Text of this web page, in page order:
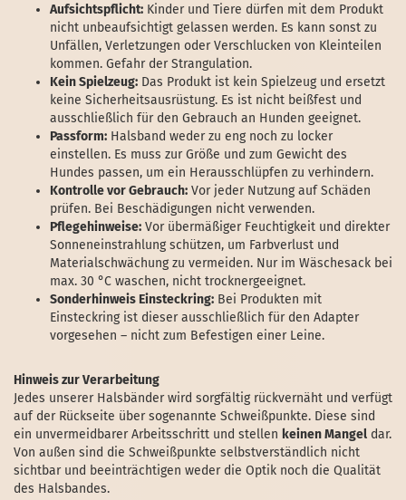
Aufsichtspflicht: Kinder und Tiere dürfen mit dem Produkt
nicht unbeaufsichtigt gelassen werden. Es kann sonst zu
Unfällen, Verletzungen oder Verschlucken von Kleinteilen
kommen. Gefahr der Strangulation.
Kein Spielzeug: Das Produkt ist kein Spielzeug und ersetzt
keine Sicherheitsausrüstung. Es ist nicht beißfest und
ausschließlich für den Gebrauch an Hunden geeignet.
Passform: Halsband weder zu eng noch zu locker
einstellen. Es muss zur Größe und zum Gewicht des
Hundes passen, um ein Herausschlüpfen zu verhindern.
Kontrolle vor Gebrauch: Vor jeder Nutzung auf Schäden
prüfen. Bei Beschädigungen nicht verwenden.
Pflegehinweise: Vor übermäßiger Feuchtigkeit und direkter
Sonneneinstrahlung schützen, um Farbverlust und
Materialschwächung zu vermeiden. Nur im Wäschesack bei
max. 30 °C waschen, nicht trocknergeeignet.
Sonderhinweis Einsteckring: Bei Produkten mit
Einsteckring ist dieser ausschließlich für den Adapter
vorgesehen – nicht zum Befestigen einer Leine.
Hinweis zur Verarbeitung
Jedes unserer Halsbänder wird sorgfältig rückvernäht und verfügt
auf der Rückseite über sogenannte Schweißpunkte. Diese sind
ein unvermeidbarer Arbeitsschritt und stellen keinen Mangel dar.
Von außen sind die Schweißpunkte selbstverständlich nicht
sichtbar und beeinträchtigen weder die Optik noch die Qualität
des Halsbandes.